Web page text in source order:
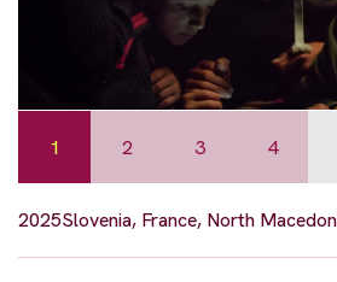
1 2 3 4
2025Slovenia, France, North